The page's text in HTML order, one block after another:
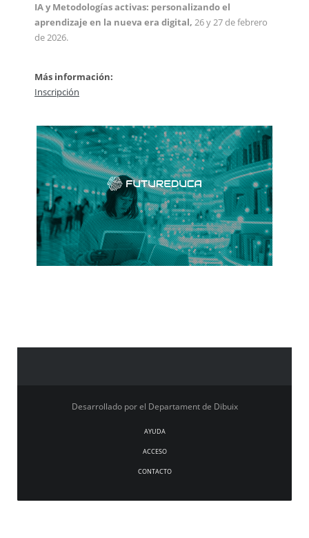
IA y Metodologías activas: personalizando el
aprendizaje en la nueva era digital, 26 y 27 de febrero
de 2026.
Más información:
Inscripción
Desarrollado por el Departament de Dibuix
AYUDA
ACCESO
CONTACTO